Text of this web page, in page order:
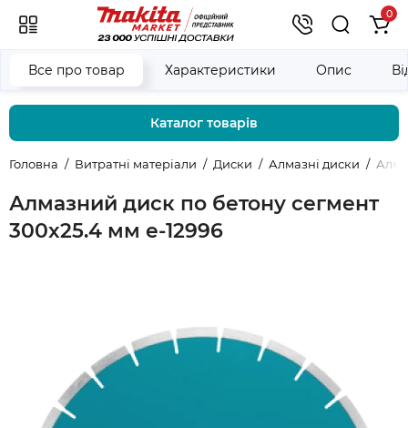
0
Каталог товарів
Головна Витратні матеріали Диски Алмазні диски
Алмазний диск по бетону сегмент
300x25.4 мм e-12996
Все про товар Характеристики Опис